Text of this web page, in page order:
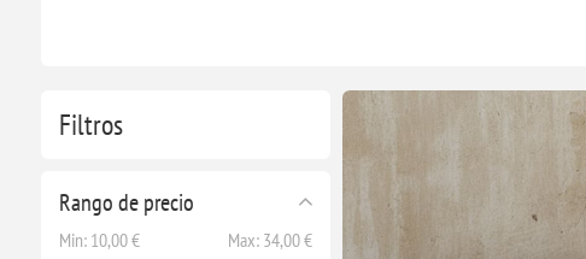
Filtros
Rango de precio
Min: 10,00 € Max: 34,00 €